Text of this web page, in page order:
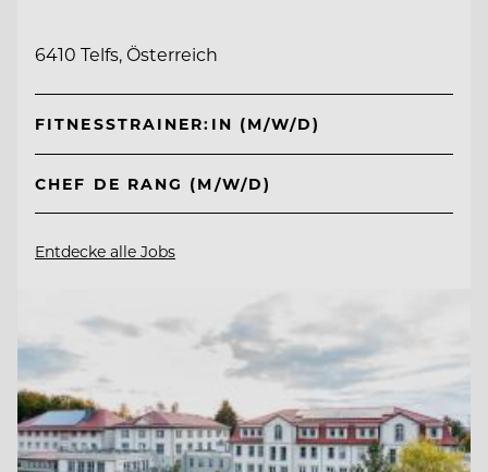
6410 Telfs, Österreich
FITNESSTRAINER:IN (M/W/D)
CHEF DE RANG (M/W/D)
Entdecke alle Jobs